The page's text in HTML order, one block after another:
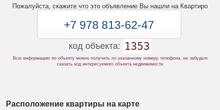
Пожалуйста, скажите что это объявление Вы нашли на Квартиро
+7 978 813-62-47
код объекта: 1353
Всю информацию по объекту можно получить по указанному номеру телефона, не забудьте
сказать код интересуемого объекта недвижимости
Расположение квартиры на карте